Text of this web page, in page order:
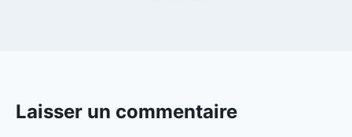
Laisser un commentaire